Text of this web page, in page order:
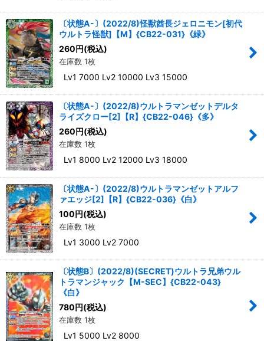
〔状態A-〕(2022/8)怪獣酋長ジェロニモン[初代
ウルトラ怪獣]【M】{CB22-031}《緑》
260円(税込)
在庫数 1枚
Lv1 7000 Lv2 10000 Lv3 15000
〔状態A-〕(2022/8)ウルトラマンゼットデルタ
ライズクロー[2]【R】{CB22-046}《多》
260円(税込)
在庫数 1枚
Lv1 8000 Lv2 12000 Lv3 18000
〔状態A-〕(2022/8)ウルトラマンゼットアルフ
ァエッジ[2]【R】{CB22-036}《白》
100円(税込)
在庫数 1枚
Lv1 3000 Lv2 7000
〔状態B〕(2022/8)(SECRET)ウルトラ兄弟ウル
トラマンジャック【M-SEC】{CB22-043}
《白》
780円(税込)
在庫数 1枚
Lv1 5000 Lv2 8000